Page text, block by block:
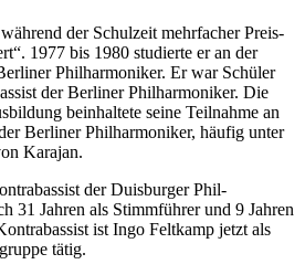
der Schul­zeit mehr­facher Preis­
1977 bis 1980 studierte er an der
Phil­harmoniker. Er war Schüler
der Berliner Phil­harmoniker. Die
beinhal­tete seine Teil­nahme an
Berliner Phil­harmoniker, häufig unter
Karajan.
der Duisburger Phil­
31 Jahren als Stimm­führer und 9 Jahren
ist Ingo Feltkamp jetzt als
tätig.